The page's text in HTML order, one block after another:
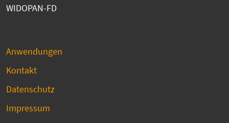
WIDOPAN-FD
Anwendungen
Kontakt
Datenschutz
Impressum